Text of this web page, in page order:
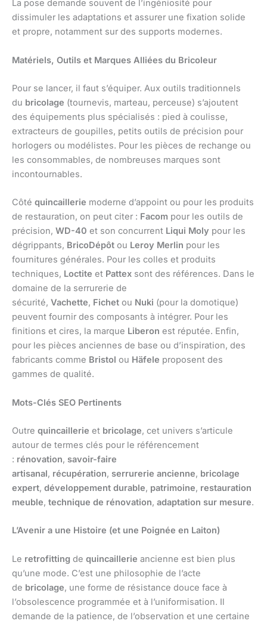
La pose demande souvent de l’ingéniosité pour
dissimuler les adaptations et assurer une fixation solide
et propre, notamment sur des supports modernes.
Matériels, Outils et Marques Alliées du Bricoleur
Pour se lancer, il faut s’équiper. Aux outils traditionnels
du bricolage (tournevis, marteau, perceuse) s’ajoutent
des équipements plus spécialisés : pied à coulisse,
extracteurs de goupilles, petits outils de précision pour
horlogers ou modélistes. Pour les pièces de rechange ou
les consommables, de nombreuses marques sont
incontournables.
Côté quincaillerie moderne d’appoint ou pour les produits
de restauration, on peut citer : Facom pour les outils de
précision, WD-40 et son concurrent Liqui Moly pour les
dégrippants, BricoDépôt ou Leroy Merlin pour les
fournitures générales. Pour les colles et produits
techniques, Loctite et Pattex sont des références. Dans le
domaine de la serrurerie de
sécurité, Vachette, Fichet ou Nuki (pour la domotique)
peuvent fournir des composants à intégrer. Pour les
finitions et cires, la marque Liberon est réputée. Enfin,
pour les pièces anciennes de base ou d’inspiration, des
fabricants comme Bristol ou Häfele proposent des
gammes de qualité.
Mots-Clés SEO Pertinents
Outre quincaillerie et bricolage, cet univers s’articule
autour de termes clés pour le référencement
: rénovation, savoir-faire
artisanal, récupération, serrurerie ancienne, bricolage
expert, développement durable, patrimoine, restauration
meuble, technique de rénovation, adaptation sur mesure.
L’Avenir a une Histoire (et une Poignée en Laiton)
Le retrofitting de quincaillerie ancienne est bien plus
qu’une mode. C’est une philosophie de l’acte
de bricolage, une forme de résistance douce face à
l’obsolescence programmée et à l’uniformisation. Il
demande de la patience, de l’observation et une certaine